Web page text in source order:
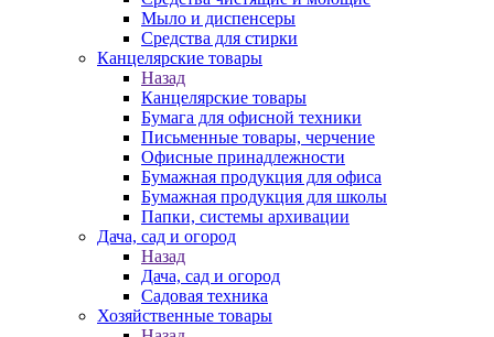
Мыло и диспенсеры
Средства для стирки
Канцелярские товары
Назад
Канцелярские товары
Бумага для офисной техники
Письменные товары, черчение
Офисные принадлежности
Бумажная продукция для офиса
Бумажная продукция для школы
Папки, системы архивации
Дача, сад и огород
Назад
Дача, сад и огород
Садовая техника
Хозяйственные товары